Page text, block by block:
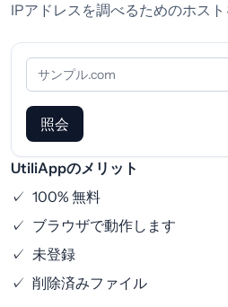
IPアドレスを調べるためのホスト
照会
UtiliAppのメリット
✓ 100% 無料
✓ ブラウザで動作します
✓ 未登録
✓ 削除済みファイル